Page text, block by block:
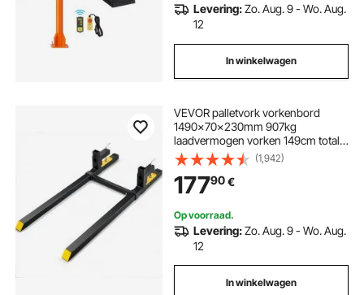
Levering:Zo. Aug. 9 - Wo. Aug.
12
In winkelwagen
VEVOR palletvork vorkenbord
1490x70x230mm 907kg
laadvermogen vorken 149cm totale
lengte met 109,2cm vorkblad
vorkheftruck 495-915mm
verstelbare
(1,942)
17790€
Op voorraad.
Levering:Zo. Aug. 9 - Wo. Aug.
12
In winkelwagen